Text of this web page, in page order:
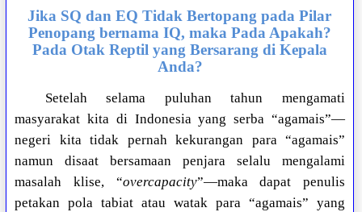
Jika SQ dan EQ Tidak Bertopang pada Pilar
Penopang bernama IQ, maka Pada Apakah?
Pada Otak Reptil yang Bersarang di Kepala
Anda?
Setelah selama puluhan tahun mengamati
masyarakat kita di Indonesia yang serba “agamais”—
negeri kita tidak pernah kekurangan para “agamais”
namun disaat bersamaan penjara selalu mengalami
masalah klise, “overcapacity”—maka dapat penulis
petakan pola tabiat atau watak para “agamais” yang